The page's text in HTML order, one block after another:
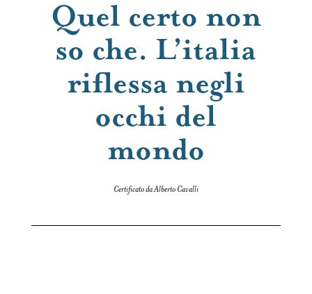
Quel certo non
so che. L’italia
riflessa negli
occhi del
mondo
Certificato da Alberto Cavalli